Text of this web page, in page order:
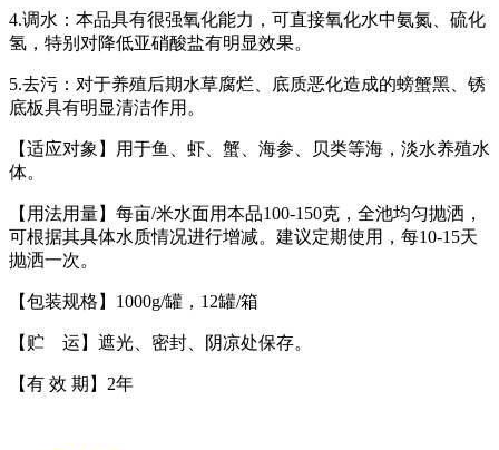
4.调水：本品具有很强氧化能力，可直接氧化水中氨氮、硫化
氢，特别对降低亚硝酸盐有明显效果。
5.去污：对于养殖后期水草腐烂、底质恶化造成的螃蟹黑、锈
底板具有明显清洁作用。
【适应对象】用于鱼、虾、蟹、海参、贝类等海，淡水养殖水
体。
【用法用量】每亩/米水面用本品100-150克，全池均匀抛洒，
可根据其具体水质情况进行增减。建议定期使用，每10-15天
抛洒一次。
【包装规格】1000g/罐，12罐/箱
【贮 运】遮光、密封、阴凉处保存。
【有 效 期】2年